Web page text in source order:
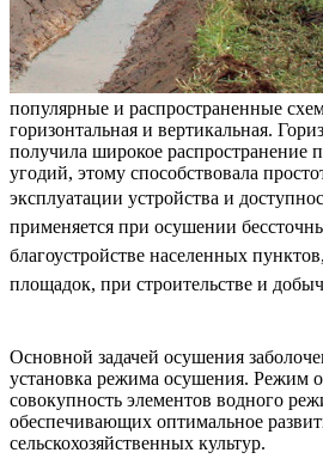
популярные и распространенные
горизонтальная и вертикальная.
получила широкое распространение
угодий, этому способствовала
эксплуатации устройства и
применяется при осушении
благоустройстве населенных
площадок, при строительстве и
Основной задачей осушения
установка режима осушения. Режим
совокупность элементов водного
обеспечивающих оптимальное
сельскохозяйственных культур.